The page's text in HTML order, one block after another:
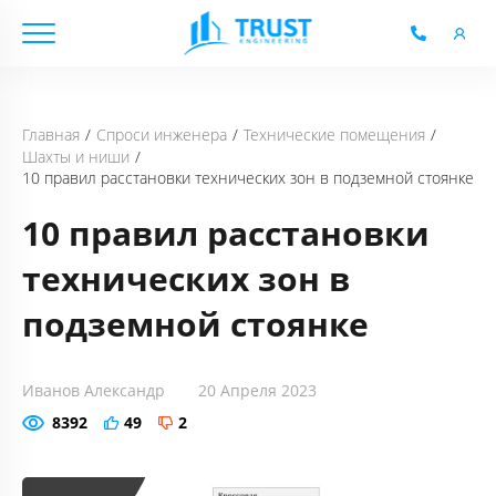
Главная Спроси инженера
Технические помещения
Шахты и ниши
10 правил расстановки технических зон в подземной стоянке
10 правил расстановки
технических зон в
подземной стоянке
Иванов Александр
20 Апреля 2023
8392
49 2